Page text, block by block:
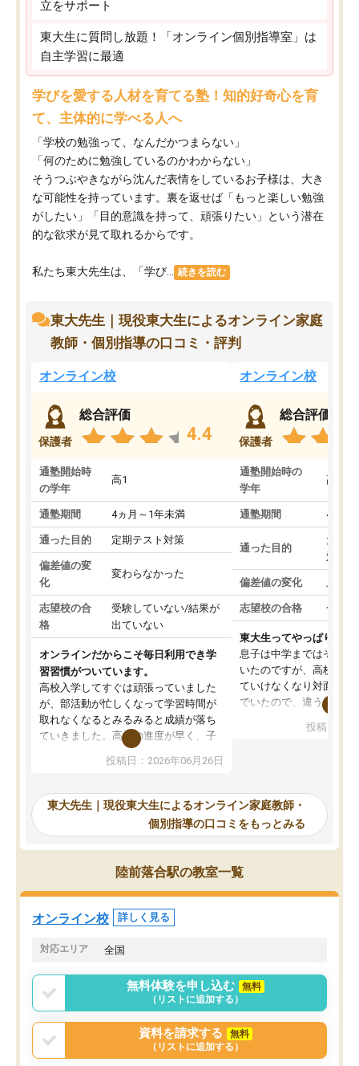
立をサポート
東大生に質問し放題！「オンライン個別指導室」は
自主学習に最適
学びを愛する人材を育てる塾！知的好奇心を育
て、主体的に学べる人へ
「学校の勉強って、なんだかつまらない」
「何のために勉強しているのかわからない」
そうつぶやきながら沈んだ表情をしているお子様は、大き
な可能性を持っています。裏を返せば「もっと楽しい勉強
がしたい」「目的意識を持って、頑張りたい」という潜在
的な欲求が見て取れるからです。
私たち東大先生は、「学び... 続きを読む
東大先生｜現役東大生によるオンライン家庭
教師・個別指導の口コミ・評判
オンライン校
保護者
総合評価
4.4
通塾開始時
の学年
高1
通塾期間 4ヵ月～1年未満
通った目的 定期テスト対策
偏差値の変
化
変わらなかった
志望校の合
格
受験していない/結果が
出ていない
オンラインだからこそ毎日利用でき学
習習慣がついています。
高校入学してすぐは頑張っていました
が、部活動が忙しくなって学習時間が
取れなくなるとみるみると成績が落ち
ていきました。高校の進度が早く、子
供も家に帰って勉強の話すると嫌な反
応を示します。東大先生にお願いして
れるので、親としても安心です。毎日
使える自習室とかもあり、わからない
ところがあれば先生が回答してくれる
のも重宝しています。
投稿日：2026年06月26日
オンライン校
保護者
総合評価
通塾開始時の
学年
高3
通塾期間 4ヵ月
通った目的
大学
対策
偏差値の変化 上が
志望校の合格 合格
東大生ってやっぱりすご
息子は中学まではそこそ
いたのですが、高校に入
ていけなくなり対面の塾
でいたので、違うアプロ
で、当初は模試でD判定
自習室が毎日使えていつ
るのが心強かったよう
謝です。
投稿日：
東大先生｜現役東大生によるオンライン家庭教師・
個別指導の口コミをもっとみる
陸前落合駅の教室一覧
オンライン校 詳しく見る
対応エリア 全国
無料体験を申し込む
無料
（リストに追加する）
資料を請求する
無料
（リストに追加する）